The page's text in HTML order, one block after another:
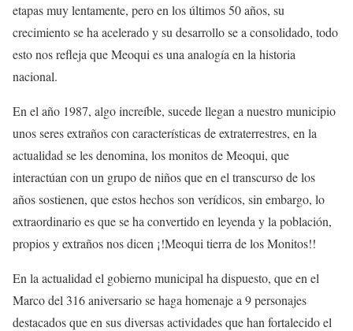
etapas muy lentamente, pero en los últimos 50 años, su
crecimiento se ha acelerado y su desarrollo se a consolidado, todo
esto nos refleja que Meoqui es una analogía en la historia
nacional.
En el año 1987, algo increíble, sucede llegan a nuestro municipio
unos seres extraños con características de extraterrestres, en la
actualidad se les denomina, los monitos de Meoqui, que
interactúan con un grupo de niños que en el transcurso de los
años sostienen, que estos hechos son verídicos, sin embargo, lo
extraordinario es que se ha convertido en leyenda y la población,
propios y extraños nos dicen ¡!Meoqui tierra de los Monitos!!
En la actualidad el gobierno municipal ha dispuesto, que en el
Marco del 316 aniversario se haga homenaje a 9 personajes
destacados que en sus diversas actividades que han fortalecido el